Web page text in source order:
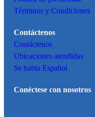
Términos y Condiciones
Contáctenos
Contáctenos
Ubicaciones atendidas
Se habla Español
Conéctese con nosotros